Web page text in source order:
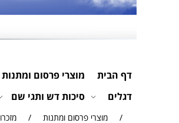
דף הבית
מוצרי פרסום ומתנות
דגלים
סיכות דש ותגי שם
/ מוצרי פרסום ומתנות /